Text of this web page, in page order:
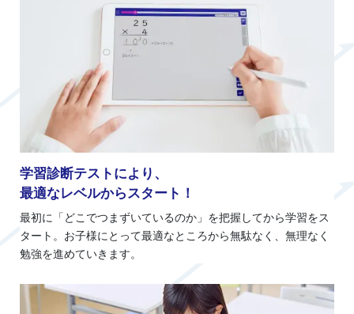
学習診断テストにより、
最適なレベルからスタート！
最初に「どこでつまずいているのか」を把握してから学習をス
タート。お子様にとって最適なところから無駄なく、無理なく
勉強を進めていきます。